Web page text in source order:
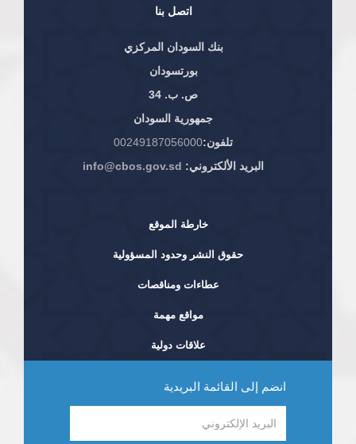
اتصل بنا
بنك السودان المركزي
بورتسودان
ص. ب. 34
جمهورية السودان
تلفون:00249187056000
البريد الألكتروني: info@cbos.gov.sd
خارطة الموقع
حقوق النشر وحدود المسؤولية
عطاءات ومناقصات
مواقع مهمة
علاقات دولية
انضم إلى القائمة البريدية